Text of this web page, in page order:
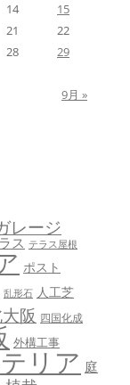
14
15
21
22
28
29
9月 »
レージ
ス テラス屋根
ポスト
乱形石 人工芝
阪 四国化成
外構工事
リア 庭